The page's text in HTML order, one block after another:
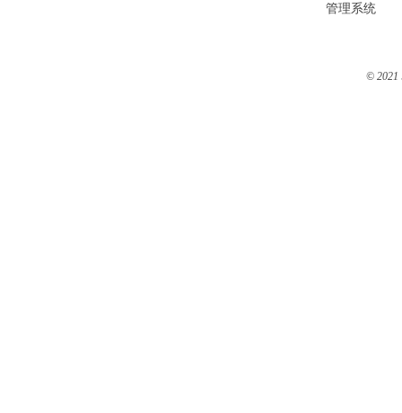
管理系统
© 2021